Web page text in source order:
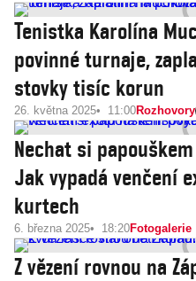
Tenistka Karolína
povinné turnaje,
stovky tisíc korun
26. května 2025 11:00Rozhovory
Nechat si
Jak vypadá venčení
kurtech
6. března 2025 18:20Fotogalerie
Z vězení rovnou na